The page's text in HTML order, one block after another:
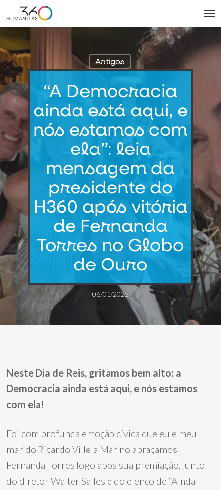
to
main
content
Artigos
“A Democracia
ainda está aqui, e
nós estamos com
ela”: leia
mensagem da
presidente do
H360 após vitória
de Fernanda
Torres no Globo
de Ouro
06/01/2025
Neste Dia de Reis, gritamos bem alto: a
Democracia ainda está aqui, e nós estamos
com ela!
Foi com profunda emoção cívica que eu e meu
marido Ricardo Villela Marino abraçamos
Fernanda Torres logo após sua premiação, junto
do diretor Walter Salles e do elenco de “Ainda